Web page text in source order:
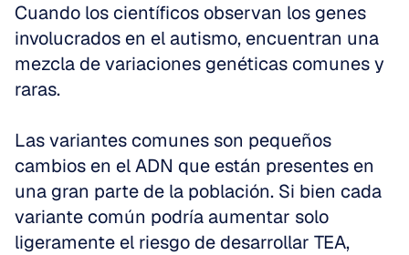
Cuando los científicos observan los genes
involucrados en el autismo, encuentran una
mezcla de variaciones genéticas comunes y
raras.
Las variantes comunes son pequeños
cambios en el ADN que están presentes en
una gran parte de la población. Si bien cada
variante común podría aumentar solo
ligeramente el riesgo de desarrollar TEA,